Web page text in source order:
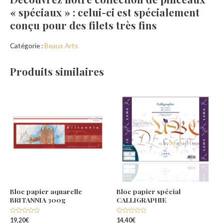
« spéciaux » : celui-ci est spécialement
conçu pour des filets très fins
Catégorie :Beaux Arts
Produits similaires
Bloc papier aquarelle
BRITANNIA 300g
Note
19,20€
Bloc papier spécial
CALLIGRAPHIE
Note
14,40€